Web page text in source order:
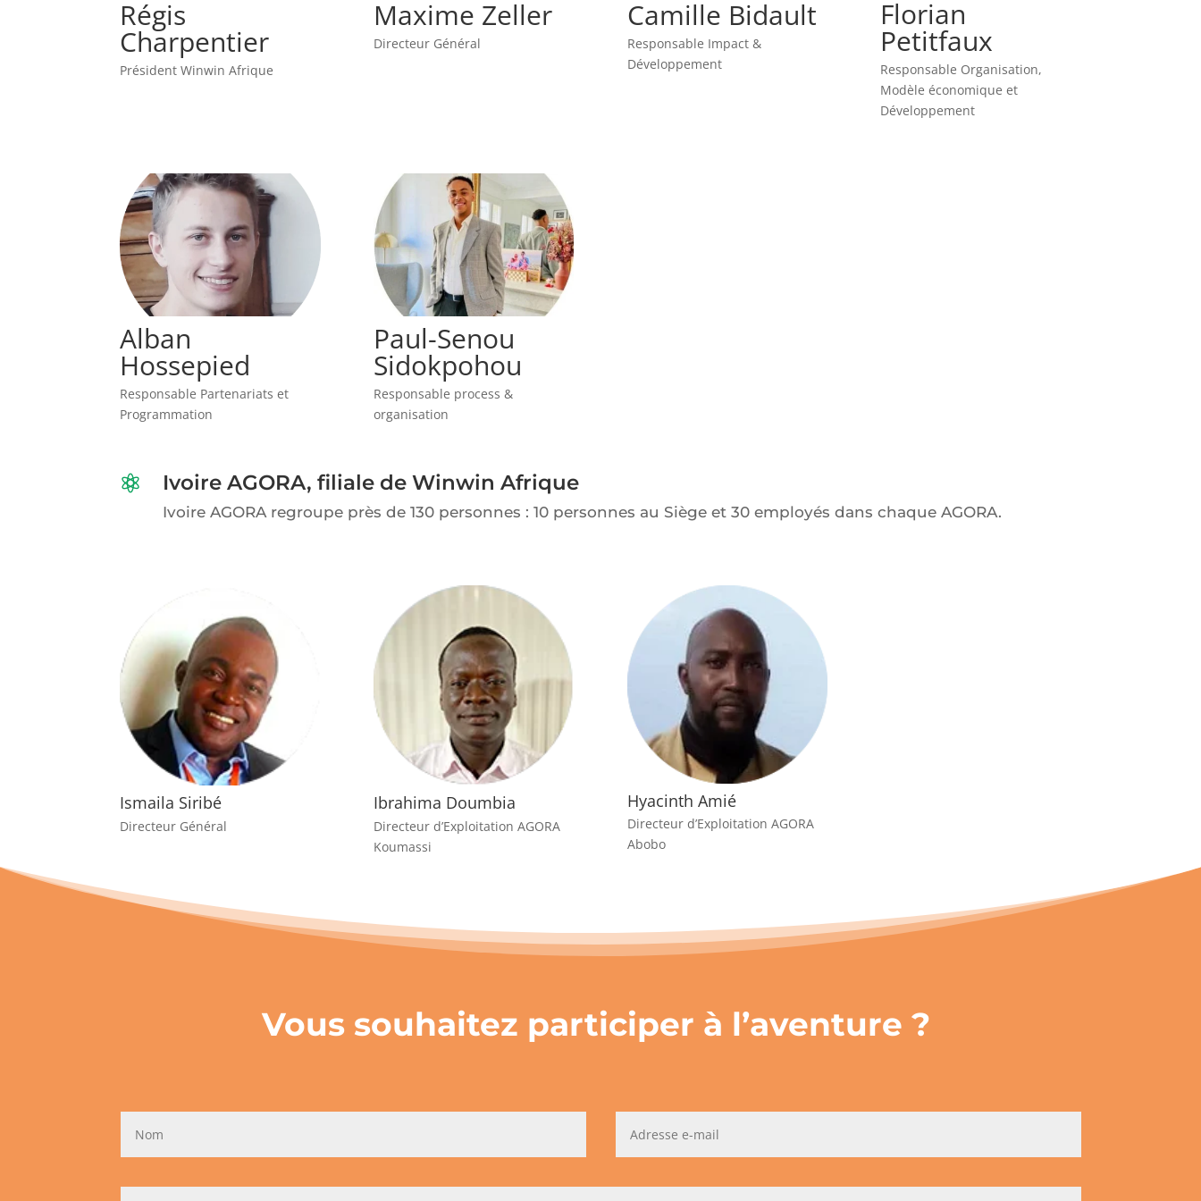
Régis
Charpentier
Président Winwin Afrique
Maxime Zeller
Directeur Général
Camille Bidault
Responsable Impact &
Développement
Florian
Petitfaux
Responsable Organisation,
Modèle économique et
Développement
Alban
Hossepied
Responsable Partenariats et
Programmation
Paul-Senou
Sidokpohou
Responsable process &
organisation
 Ivoire AGORA, filiale de Winwin Afrique
Ivoire AGORA regroupe près de 130 personnes : 10 personnes au Siège et 30 employés dans chaque AGORA.
Ismaila Siribé
Directeur Général
Ibrahima Doumbia
Directeur d’Exploitation AGORA
Koumassi
Hyacinth Amié
Directeur d’Exploitation AGORA
Abobo
Vous souhaitez participer à l’aventure ?